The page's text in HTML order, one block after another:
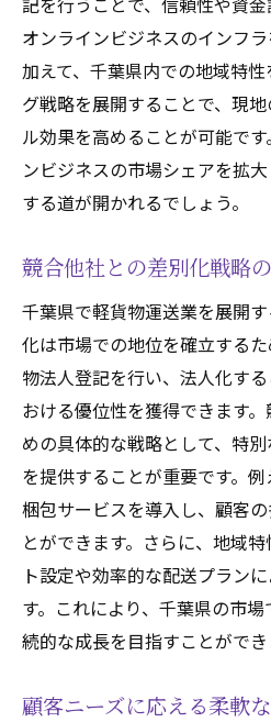
オンラインビジネスのインフラ
加えて、千葉県内での地域特
グ戦略を展開することで、現
ル効果を高めることが可能で
ンビジネスの市場シェアを拡
する道が開かれるでしょう。
競合他社との差別化戦略
千葉県で軽貨物運送業を展開
化は市場での地位を確立する
物法人登記を行い、法人化す
おける優位性を獲得できます
めの具体的な戦略として、特
を提供することが重要です。
梱包サービスを導入し、顧客
とができます。さらに、地域
ト設定や効率的な配送プラン
す。これにより、千葉県の市
続的な成長を目指すことができ
顧客ニーズに応える柔軟